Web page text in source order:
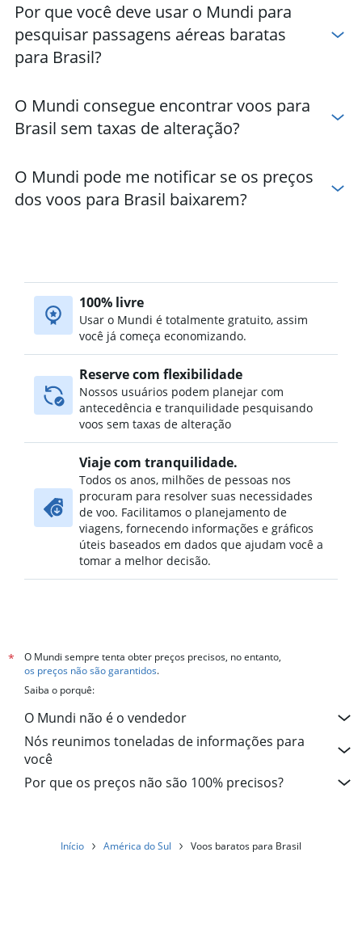
Voos para: Vitória
Voos para: Foz do Iguaçu
Voos para: São Luís
Voos para: Porto Seguro
Voos para: Cuiabá
Voos para: Aracaju
Voos para: Santos Dumont
Voos para: Maringá
Voos para: Ilhéus
Voos para: Boa Vista
Voos para: São José do Rio Preto
Voos para: Petrolina
Voos para: Macapá
Voos para: Palmas
Voos para: Ribeirão Preto
Voos para: Londrina
Voos para: Vitória da Conquista
Voos para: Chapecó
Voos para: Rio Branco
Voos para: Sinop
Voos para: Campina Grande
Voos para: Montes Claros
Voos para: Imperatriz
Voos para: Fernando de Noronha
Voos para: Cruz
Por que você deve usar o Mundi para
pesquisar passagens aéreas baratas
para Brasil?
O Mundi consegue encontrar voos para
Brasil sem taxas de alteração?
O Mundi pode me notificar se os preços
dos voos para Brasil baixarem?
100% livre
Usar o Mundi é totalmente gratuito, assim
você já começa economizando.
Reserve com flexibilidade
Nossos usuários podem planejar com
antecedência e tranquilidade pesquisando
voos sem taxas de alteração
Viaje com tranquilidade.
Todos os anos, milhões de pessoas nos
procuram para resolver suas necessidades
de voo. Facilitamos o planejamento de
viagens, fornecendo informações e gráficos
úteis baseados em dados que ajudam você a
tomar a melhor decisão.
*
O Mundi sempre tenta obter preços precisos, no entanto,
os preços não são garantidos.
Saiba o porquê:
O Mundi não é o vendedor
Nós reunimos toneladas de informações para
você
Por que os preços não são 100% precisos?
Início América do Sul Voos baratos para Brasil